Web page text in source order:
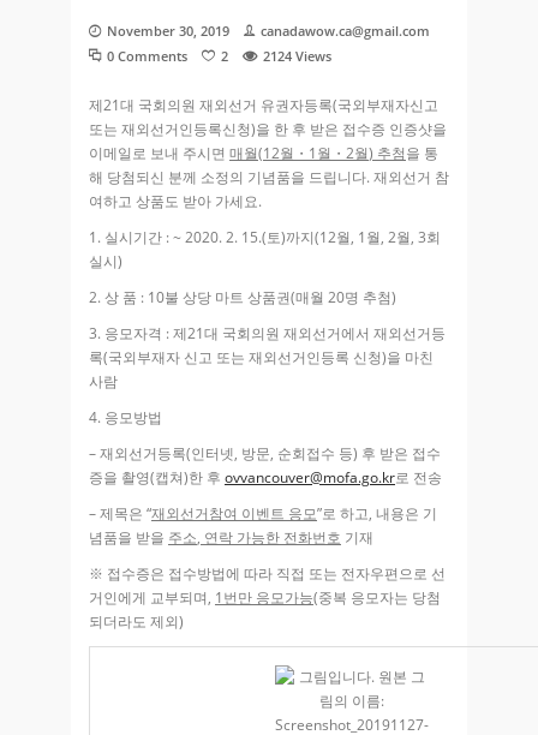
November 30, 2019
canadawow.ca@gmail.com
0 Comments
2 2124 Views
제21대 국회의원 재외선거 유권자등록(국외부재자신고
또는 재외선거인등록신청)을 한 후 받은 접수증 인증샷을
이메일로 보내 주시면 매월(12월 ・ 1월 ・ 2월) 추첨을 통
해 당첨되신 분께 소정의 기념품을 드립니다. 재외선거 참
여하고 상품도 받아 가세요.
1. 실시기간 : ~ 2020. 2. 15.(토)까지(12월, 1월, 2월, 3회
실시)
2. 상 품 : 10불 상당 마트 상품권(매월 20명 추첨)
3. 응모자격 :제21대 국회의원 재외선거에서 재외선거등
록(국외부재자 신고 또는 재외선거인등록 신청)을 마친
사람
4. 응모방법
–재외선거등록(인터넷, 방문, 순회접수 등) 후 받은 접수
증을 촬영(캡쳐)한 후 ovvancouver@mofa.go.kr로 전송
–제목은 “재외선거참여 이벤트 응모”로 하고, 내용은 기
념품을 받을 주소, 연락 가능한 전화번호 기재
※ 접수증은 접수방법에 따라 직접 또는 전자우편으로 선
거인에게 교부되며, 1번만 응모가능(중복 응모자는 당첨
되더라도 제외)